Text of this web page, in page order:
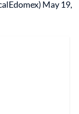
May 19,